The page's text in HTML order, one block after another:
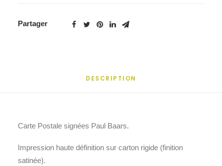
Partager
DESCRIPTION
Carte Postale signées Paul Baars.
Impression haute définition sur carton rigide (finition
satinée).